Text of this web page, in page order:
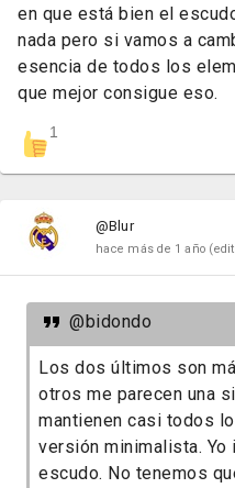
en que está bien el
nada pero si vamos a
esencia de todos los
que mejor consigue eso.
1
@Blur
hace más de 1 año
@bidondo
Los dos últimos son
otros me parecen una
mantienen casi todos
versión minimalista.
escudo. No tenemos